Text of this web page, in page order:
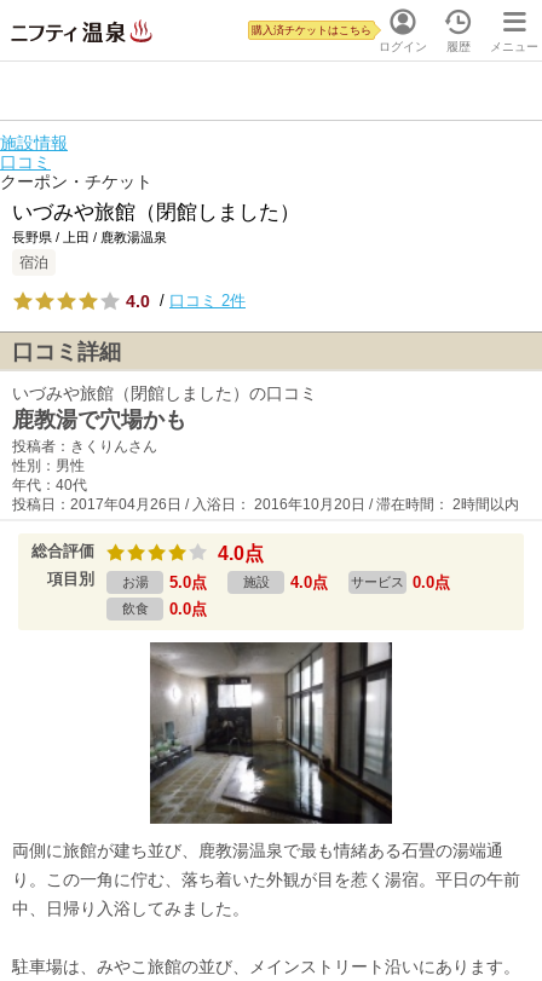
ログイン
購入済チケットはこちら
履歴 メニュー
施設情報
口コミ
クーポン・チケット
いづみや旅館（閉館しました）
長野県 / 上田 / 鹿教湯温泉
宿泊
4.0 / 口コミ 2件
口コミ詳細
いづみや旅館（閉館しました）の口コミ
鹿教湯で穴場かも
投稿者：きくりんさん
性別：男性
年代：40代
投稿日：2017年04月26日 / 入浴日： 2016年10月20日 / 滞在時間： 2時間以内
総合評価 4.0点
項目別 お湯 5.0点 施設 4.0点 サービス 0.0点
飲食 0.0点
両側に旅館が建ち並び、鹿教湯温泉で最も情緒ある石畳の湯端通
り。この一角に佇む、落ち着いた外観が目を惹く湯宿。平日の午前
中、日帰り入浴してみました。
駐車場は、みやこ旅館の並び、メインストリート沿いにあります。